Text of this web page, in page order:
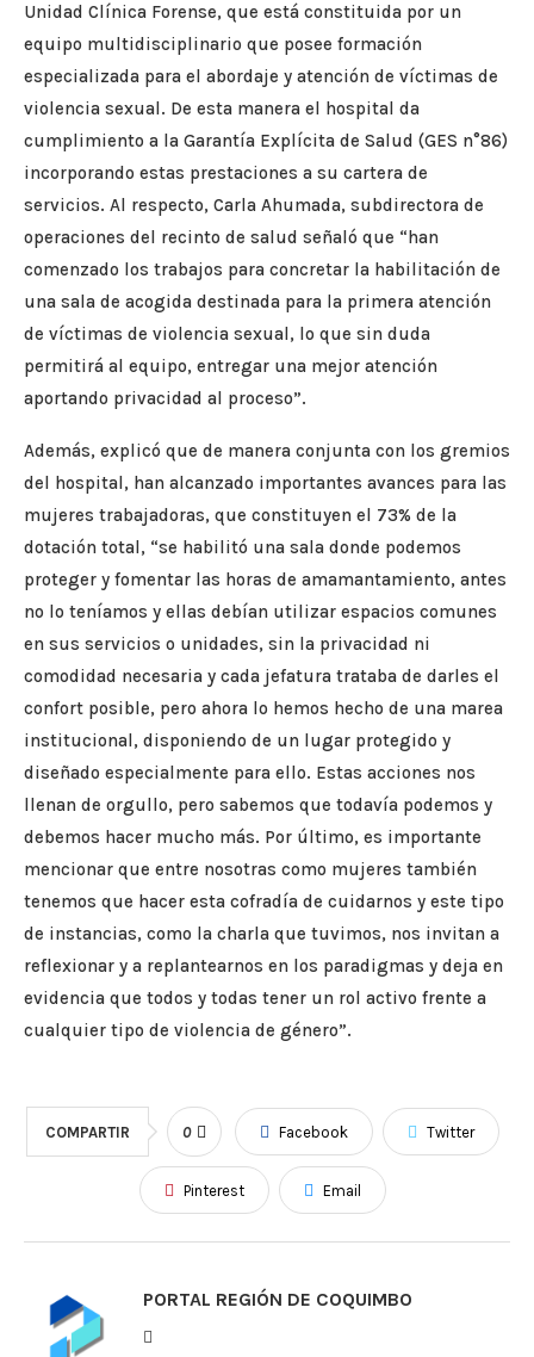
Unidad Clínica Forense, que está constituida por un
equipo multidisciplinario que posee formación
especializada para el abordaje y atención de víctimas de
violencia sexual. De esta manera el hospital da
cumplimiento a la Garantía Explícita de Salud (GES n°86)
incorporando estas prestaciones a su cartera de
servicios. Al respecto, Carla Ahumada, subdirectora de
operaciones del recinto de salud señaló que “han
comenzado los trabajos para concretar la habilitación de
una sala de acogida destinada para la primera atención
de víctimas de violencia sexual, lo que sin duda
permitirá al equipo, entregar una mejor atención
aportando privacidad al proceso”.
Además, explicó que de manera conjunta con los gremios
del hospital, han alcanzado importantes avances para las
mujeres trabajadoras, que constituyen el 73% de la
dotación total, “se habilitó una sala donde podemos
proteger y fomentar las horas de amamantamiento, antes
no lo teníamos y ellas debían utilizar espacios comunes
en sus servicios o unidades, sin la privacidad ni
comodidad necesaria y cada jefatura trataba de darles el
confort posible, pero ahora lo hemos hecho de una marea
institucional, disponiendo de un lugar protegido y
diseñado especialmente para ello. Estas acciones nos
llenan de orgullo, pero sabemos que todavía podemos y
debemos hacer mucho más. Por último, es importante
mencionar que entre nosotras como mujeres también
tenemos que hacer esta cofradía de cuidarnos y este tipo
de instancias, como la charla que tuvimos, nos invitan a
reflexionar y a replantearnos en los paradigmas y deja en
evidencia que todos y todas tener un rol activo frente a
cualquier tipo de violencia de género”.
COMPARTIR 0 Facebook Twitter
Pinterest Email
PORTAL REGIÓN DE COQUIMBO